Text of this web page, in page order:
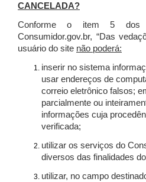
CANCELADA?
Conforme o item 5
Consumidor.gov.br, “Das
usuário do site não poderá:
inserir no sistema
usar endereços de
correio eletrônico falsos;
parcialmente ou
informações cuja
verificada;
utilizar os serviços do
diversos das finalidades
utilizar, no campo